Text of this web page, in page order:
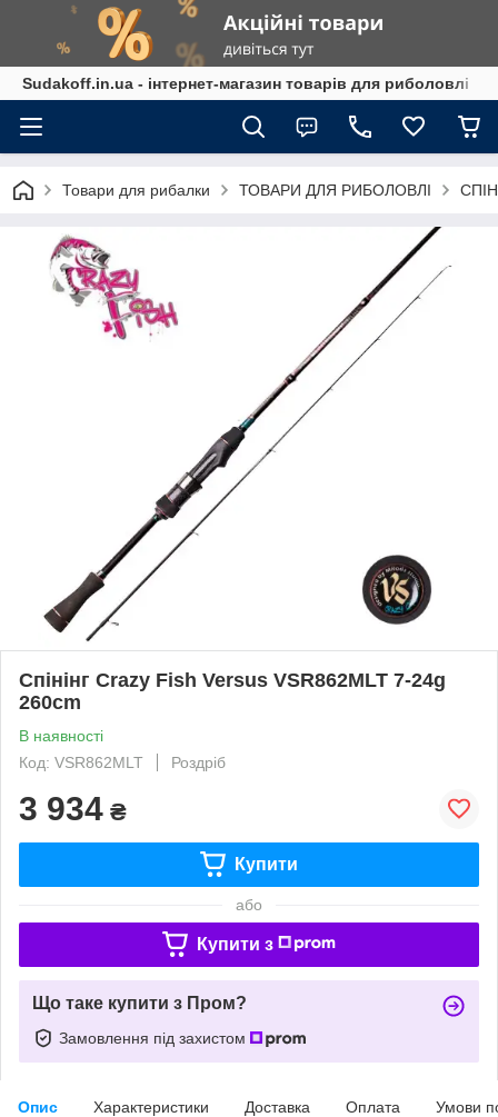
Sudakoff.in.ua - інтернет-магазин товарів для риболовлі
Товари для рибалки ТОВАРИ ДЛЯ РИБОЛОВЛІ
Спінінг Crazy Fish Versus VSR862MLT 7-24g
260cm
В наявності
Код: VSR862MLT
Роздріб
3 934 ₴
Купити
або
Купити з
Що таке купити з Пром?
Замовлення під захистом
Опис Характеристики Доставка Оплата Умови